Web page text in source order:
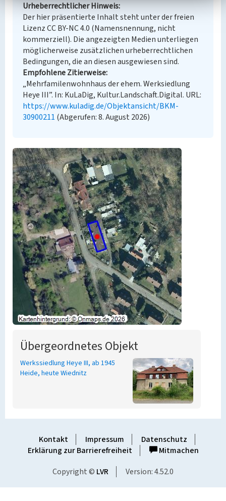
Urheberrechtlicher Hinweis
Der hier präsentierte Inhalt steht unter der freien
Lizenz CC BY-NC 4.0 (Namensnennung, nicht
kommerziell). Die angezeigten Medien unterliegen
möglicherweise zusätzlichen urheberrechtlichen
Bedingungen, die an diesen ausgewiesen sind.
Empfohlene Zitierweise
„Mehrfamilenwohnhaus der ehem. Werksiedlung
Heye III”. In: KuLaDig, Kultur.Landschaft.Digital. URL:
https://www.kuladig.de/Objektansicht/BKM-
30900211 (Abgerufen: 8. August 2026)
Übergeordnetes Objekt
Werkssiedlung Heye III, ab 1945
Heide, heute Wiednitz
Kontakt Impressum
Datenschutz
Erklärung zur Barrierefreiheit
Mitmachen
Copyright © LVR Version: 4.52.0